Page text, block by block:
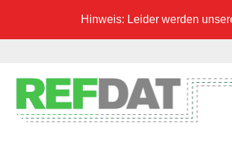
Hinweis: Leider werden